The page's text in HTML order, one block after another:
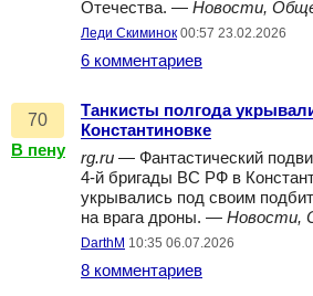
Отечества. — Новости,
Леди Скиминок 00:57 23.02.2026
6 комментариев
70
В пену
Танкисты полгода
Константиновке
rg.ru — Фантастический
4-й бригады ВС РФ в
укрывались под своим
на врага дроны. — Новости,
DarthM 10:35 06.07.2026
8 комментариев